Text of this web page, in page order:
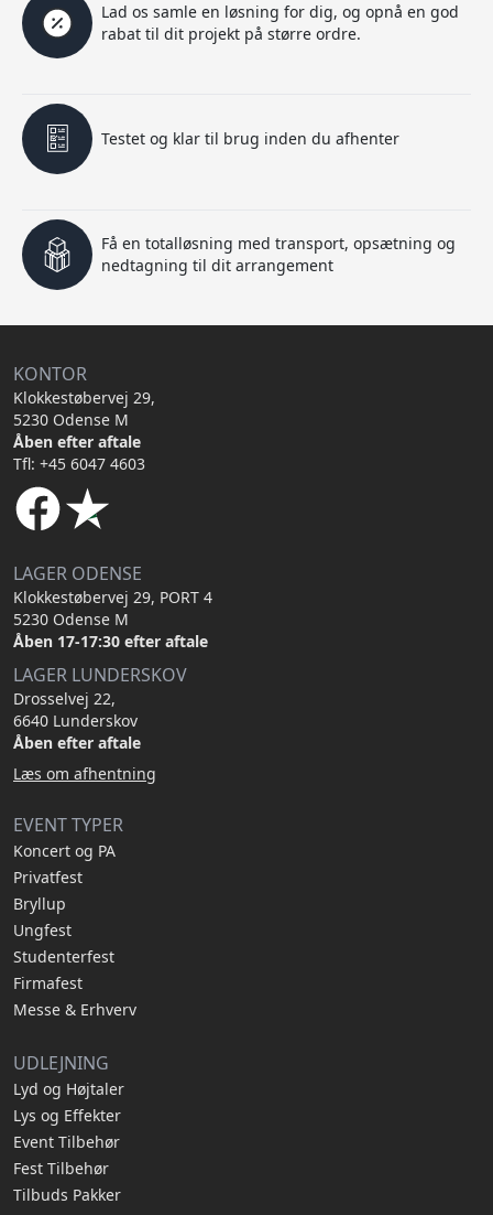
Lad os samle en løsning for dig, og opnå en god
rabat til dit projekt på større ordre.
Testet og klar til brug inden du afhenter
Få en totalløsning med transport, opsætning og
nedtagning til dit arrangement
KONTOR
Klokkestøbervej 29,
5230 Odense M
Åben efter aftale
Tfl: +45 6047 4603
LAGER ODENSE
Klokkestøbervej 29, PORT 4
5230 Odense M
Åben 17-17:30 efter aftale
LAGER LUNDERSKOV
Drosselvej 22,
6640 Lunderskov
Åben efter aftale
Læs om afhentning
EVENT TYPER
Koncert og PA
Privatfest
Bryllup
Ungfest
Studenterfest
Firmafest
Messe & Erhverv
UDLEJNING
Lyd og Højtaler
Lys og Effekter
Event Tilbehør
Fest Tilbehør
Tilbuds Pakker